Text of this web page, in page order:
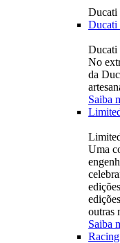
Ducati
Ducati
Ducati
No
da
Saiba
Uma
outras
Saiba